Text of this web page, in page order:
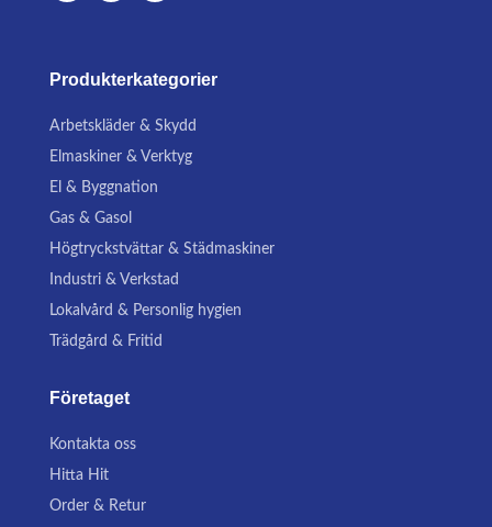
Produkterkategorier
Arbetskläder & Skydd
Elmaskiner & Verktyg
El & Byggnation
Gas & Gasol
Högtryckstvättar & Städmaskiner
Industri & Verkstad
Lokalvård & Personlig hygien
Trädgård & Fritid
Företaget
Kontakta oss
Hitta Hit
Order & Retur